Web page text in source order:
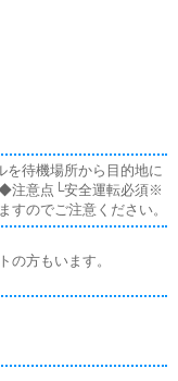
待機場所から目的地に
注意点└安全運転必須※
すのでご注意ください。
方もいます。